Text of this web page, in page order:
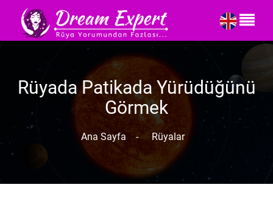
Rüyada Patikada Yürüdüğünü
Görmek
Ana Sayfa - Rüyalar